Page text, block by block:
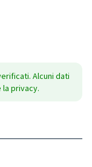
Alcuni dati
privacy.